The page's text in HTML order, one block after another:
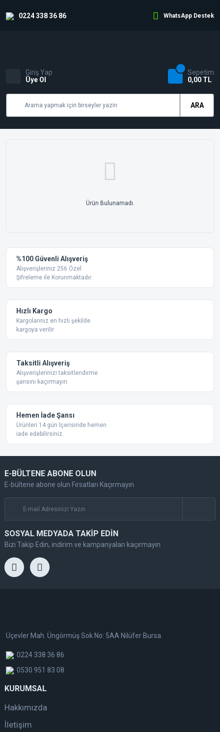
0224 338 36 86 WhatsApp Destek
ARA
Giriş Yap
Üye Ol
Sepetim
0,00 TL
Ürün Bulunamadı.
%100 Güvenli Alışveriş
Alışverişleriniz 256 Özel
Şifreleme ile Korunmaktadır.
Hızlı Kargo
Kargolarınız en hızlı şekilde
kargoya verilir
Taksitli Alışveriş
Alışverişlerinizi taksitlendirme
şansını kaçırmayın.
Hemen İade Şansı
Ürünleri 14 gün İçerisinde hemen
iade edebilirsiniz.
E-BÜLTENE ABONE OLUN
E-bültene abone olun Fırsatları Kaçırmayın
SOSYAL MEDYADA TAKİP EDİN
Bizi Takip Edin, indirim ve kampanyaları kaçırmayın
Üçevler Mah. Üngörmüş Sok No: 5AA Nilüfer Bursa
0224 338 36 86
0530 951 83 08
KURUMSAL
Hakkımızda
İletişim